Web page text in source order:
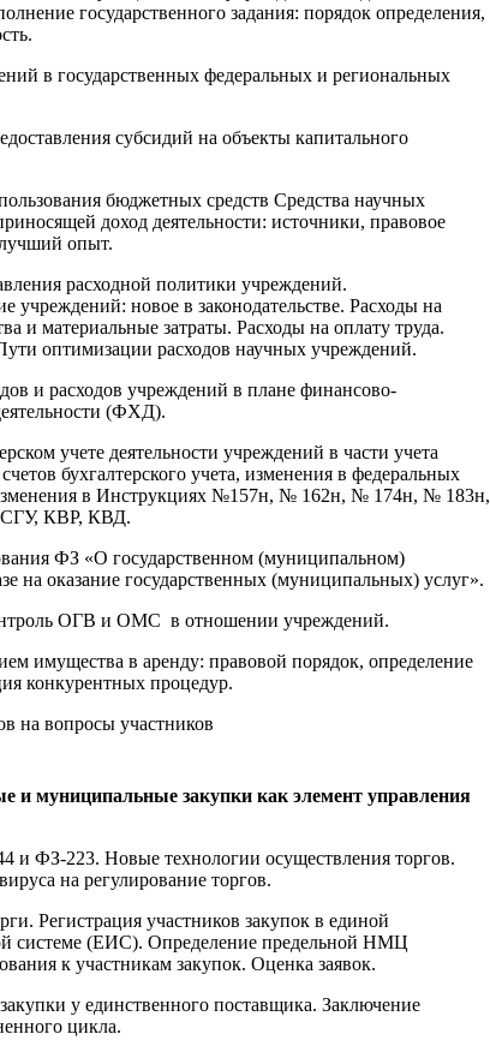
государственного задания: порядок определения,
в государственных федеральных и региональных
субсидий на объекты капитального
бюджетных средств Средства научных
доход деятельности: источники, правовое
опыт.
расходной политики учреждений.
учреждений: новое в законодательстве. Расходы на
и материальные затраты. Расходы на оплату труда.
оптимизации расходов научных учреждений.
и расходов учреждений в плане финансово-
(ФХД).
учете деятельности учреждений в части учета
бухгалтерского учета, изменения в федеральных
в Инструкциях №157н, № 162н, № 174н, № 183н,
КВР, КВД.
ФЗ «О государственном (муниципальном)
на оказание государственных (муниципальных) услуг».
ОГВ и ОМС в отношении учреждений.
имущества в аренду: правовой порядок, определение
конкурентных процедур.
на вопросы участников
и муниципальные закупки как элемент управления
и ФЗ-223. Новые технологии осуществления торгов.
на регулирование торгов.
Регистрация участников закупок в единой
системе (ЕИС). Определение предельной НМЦ
к участникам закупок. Оценка заявок.
у единственного поставщика. Заключение
цикла.